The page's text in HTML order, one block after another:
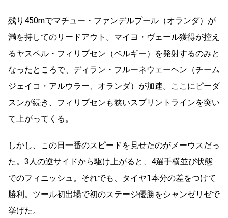
残り450mでマチュー・ファンデルプール（オランダ）が
満を持してのリードアウト。マイヨ・ヴェール獲得が控え
るヤスペル・フィリプセン（ベルギー）を発射するのみと
なったところで、ディラン・フルーネウェーヘン（チーム
ジェイコ・アルウラー、オランダ）が加速。ここにピーダ
スンが続き、フィリプセンも狭いスプリントラインを突い
て上がってくる。
しかし、この日一番のスピードを見せたのがメーウスだっ
た。3人の逆サイドから駆け上がると、4選手横並び状態
でのフィニッシュ。それでも、タイヤ1本分の差をつけて
勝利。ツール初出場で初のステージ優勝をシャンゼリゼで
挙げた。